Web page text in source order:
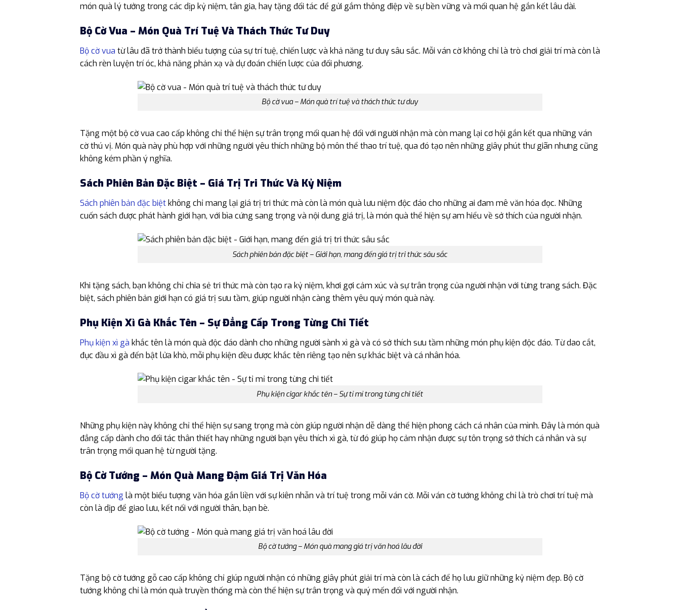
món quà lý tưởng trong các dịp kỷ niệm, tân gia, hay tặng đối tác để gửi gắm thông điệp về sự bền vững và mối quan hệ gắn kết lâu dài.
Bộ Cờ Vua – Món Quà Trí Tuệ Và Thách Thức Tư Duy
Bộ cờ vua từ lâu đã trở thành biểu tượng của sự trí tuệ, chiến lược và khả năng tư duy sâu sắc. Mỗi ván cờ không chỉ là trò chơi giải trí mà còn là
cách rèn luyện trí óc, khả năng phản xạ và dự đoán chiến lược của đối phương.
Bộ cờ vua – Món quà trí tuệ và thách thức tư duy
Tặng một bộ cờ vua cao cấp không chỉ thể hiện sự trân trọng mối quan hệ đối với người nhận mà còn mang lại cơ hội gắn kết qua những ván
cờ thú vị. Món quà này phù hợp với những người yêu thích những bộ môn thể thao trí tuệ, qua đó tạo nên những giây phút thư giãn nhưng cũng
không kém phần ý nghĩa.
Sách Phiên Bản Đặc Biệt – Giá Trị Tri Thức Và Kỷ Niệm
Sách phiên bản đặc biệtkhông chỉ mang lại giá trị tri thức mà còn là món quà lưu niệm độc đáo cho những ai đam mê văn hóa đọc. Những
cuốn sách được phát hành giới hạn, với bìa cứng sang trọng và nội dung giá trị, là món quà thể hiện sự am hiểu về sở thích của người nhận.
Sách phiên bản đặc biệt – Giới hạn, mang đến giá trị tri thức sâu sắc
Khi tặng sách, bạn không chỉ chia sẻ tri thức mà còn tạo ra kỷ niệm, khơi gợi cảm xúc và sự trân trọng của người nhận với từng trang sách. Đặc
biệt, sách phiên bản giới hạn có giá trị sưu tầm, giúp người nhận càng thêm yêu quý món quà này.
Phụ Kiện Xì Gà Khắc Tên – Sự Đẳng Cấp Trong Từng Chi Tiết
Phụ kiện xì gà khắc tên là món quà độc đáo dành cho những người sành xì gà và có sở thích sưu tầm những món phụ kiện độc đáo. Từ dao cắt,
đục đầu xì gà đến bật lửa khò, mỗi phụ kiện đều được khắc tên riêng tạo nên sự khác biệt và cá nhân hóa.
Phụ kiện cigar khắc tên – Sự tỉ mỉ trong từng chi tiết
Những phụ kiện này không chỉ thể hiện sự sang trọng mà còn giúp người nhận dễ dàng thể hiện phong cách cá nhân của mình. Đây là món quà
đẳng cấp dành cho đối tác thân thiết hay những người bạn yêu thích xì gà, từ đó giúp họ cảm nhận được sự tôn trọng sở thích cá nhân và sự
trân trọng mối quan hệ từ người tặng.
Bộ Cờ Tướng – Món Quà Mang Đậm Giá Trị Văn Hóa
Bộ cờ tướng là một biểu tượng văn hóa gắn liền với sự kiên nhẫn và trí tuệ trong mỗi ván cờ. Mỗi ván cờ tướng không chỉ là trò chơi trí tuệ mà
còn là dịp để giao lưu, kết nối với người thân, bạn bè.
Bộ cờ tướng – Món quà mang giá trị văn hoá lâu đời
Tặng bộ cờ tướng gỗ cao cấp không chỉ giúp người nhận có những giây phút giải trí mà còn là cách để họ lưu giữ những kỷ niệm đẹp. Bộ cờ
tướng không chỉ là món quà truyền thống mà còn thể hiện sự trân trọng và quý mến đối với người nhận.